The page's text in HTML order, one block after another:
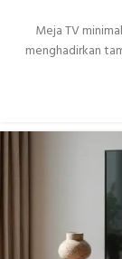
Meja TV
menghadirkan